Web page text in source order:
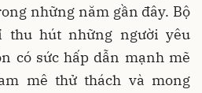
những năm gần đây. Bộ
thu hút những người yêu
có sức hấp dẫn mạnh mẽ
mê thử thách và mong